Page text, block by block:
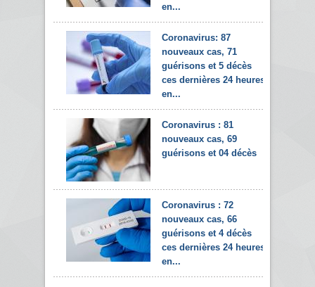
en...
Coronavirus: 87
nouveaux cas, 71
guérisons et 5 décès
ces dernières 24 heures
en...
Coronavirus : 81
nouveaux cas, 69
guérisons et 04 décès
Coronavirus : 72
nouveaux cas, 66
guérisons et 4 décès
ces dernières 24 heures
en...